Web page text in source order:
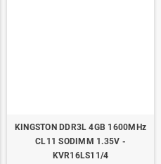
KINGSTON DDR3L 4GB 1600MHz
CL11 SODIMM 1.35V -
KVR16LS11/4